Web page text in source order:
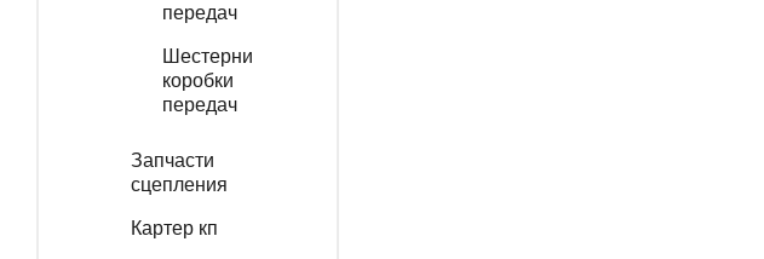
передач
Шестерни
коробки
передач
Запчасти
сцепления
Картер кп